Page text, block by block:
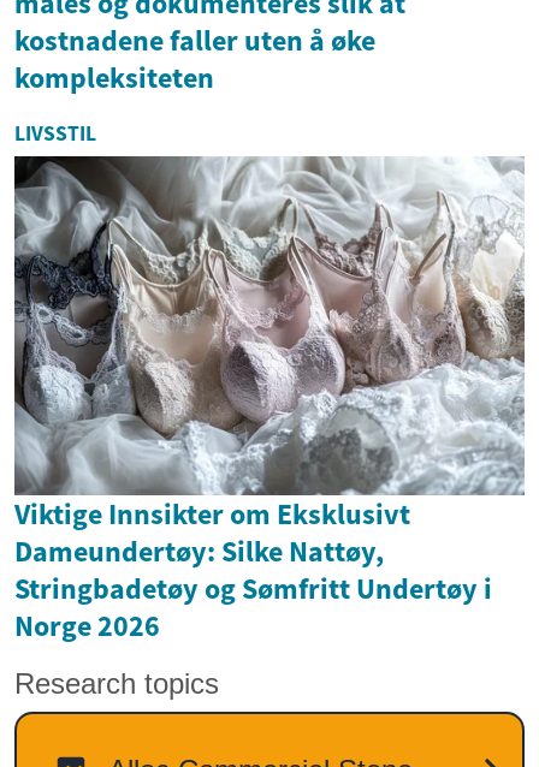
kostnadene faller uten å øke
kompleksiteten
LIVSSTIL
Viktige Innsikter om Eksklusivt
Dameundertøy: Silke Nattøy,
Stringbadetøy og Sømfritt Undertøy i
Norge 2026